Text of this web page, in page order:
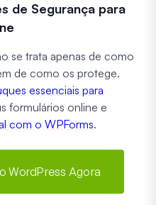
de Segurança para
se trata apenas de como
de como os protege.
essenciais para
formulários online e
com o WPForms.
WordPress Agora